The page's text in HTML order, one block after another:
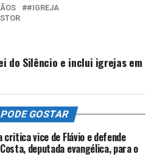
#IGREJA
do Silêncio e inclui igrejas em
GOSTAR
critica vice de Flávio e defende
deputada evangélica, para o